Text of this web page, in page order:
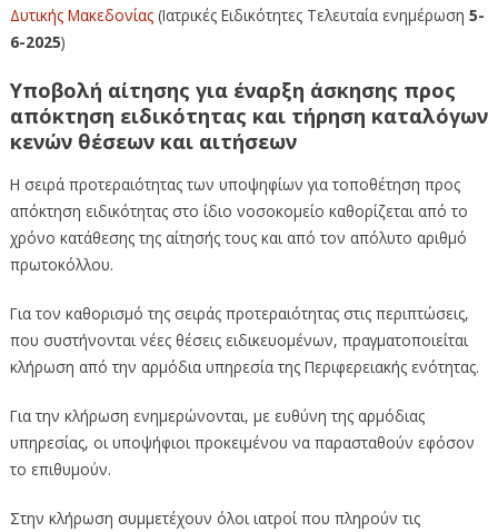
Δυτικής Μακεδονίας(Ιατρικές Ειδικότητες Τελευταία ενημέρωση 5-
6-2025)
Υποβολή αίτησης για έναρξη άσκησης προς
απόκτηση ειδικότητας και τήρηση καταλόγων
κενών θέσεων και αιτήσεων
Η σειρά προτεραιότητας των υποψηφίων για τοποθέτηση προς
απόκτηση ειδικότητας στο ίδιο νοσοκομείο καθορίζεται από το
χρόνο κατάθεσης της αίτησής τους και από τον απόλυτο αριθμό
πρωτοκόλλου.
Για τον καθορισμό της σειράς προτεραιότητας στις περιπτώσεις,
που συστήνονται νέες θέσεις ειδικευομένων, πραγματοποιείται
κλήρωση από την αρμόδια υπηρεσία της Περιφερειακής ενότητας.
Για την κλήρωση ενημερώνονται, με ευθύνη της αρμόδιας
υπηρεσίας, οι υποψήφιοι προκειμένου να παρασταθούν εφόσον
το επιθυμούν.
Στην κλήρωση συμμετέχουν όλοι ιατροί που πληρούν τις